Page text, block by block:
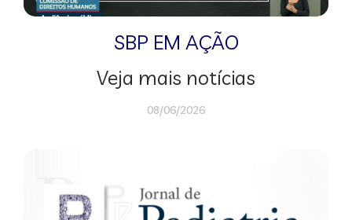
SBP EM AÇÃO
Veja mais notícias
08/06/2026